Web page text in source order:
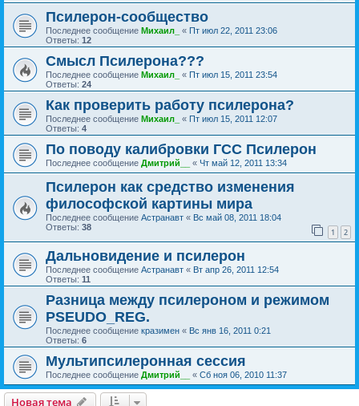
Псилерон-сообщество
Последнее сообщение Михаил_ « Пт июл 22, 2011 23:06
Ответы: 12
Смысл Псилерона???
Последнее сообщение Михаил_ « Пт июл 15, 2011 23:54
Ответы: 24
Как проверить работу псилерона?
Последнее сообщение Михаил_ « Пт июл 15, 2011 12:07
Ответы: 4
По поводу калибровки ГСС Псилерон
Последнее сообщение Дмитрий__ « Чт май 12, 2011 13:34
Псилерон как средство изменения
философской картины мира
Последнее сообщение Астранавт « Вс май 08, 2011 18:04
Ответы: 38 1 2
Дальновидение и псилерон
Последнее сообщение Астранавт « Вт апр 26, 2011 12:54
Ответы: 11
Разница между псилероном и режимом
PSEUDO_REG.
Последнее сообщение кразимен « Вс янв 16, 2011 0:21
Ответы: 6
Мультипсилеронная сессия
Последнее сообщение Дмитрий__ « Сб ноя 06, 2010 11:37
Новая тема